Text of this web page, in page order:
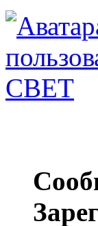
СВЕТ